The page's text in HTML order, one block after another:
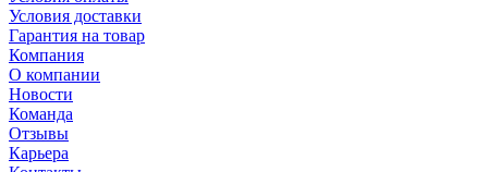
Условия доставки
Гарантия на товар
Компания
О компании
Новости
Команда
Отзывы
Карьера